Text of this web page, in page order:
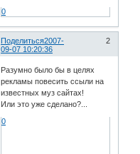
0
Поделиться 2
2007-
09-07 10:20:36
Разумно было бы в целях
рекламы повесить ссыли на
известных муз сайтах!
Или это уже сделано?...
0